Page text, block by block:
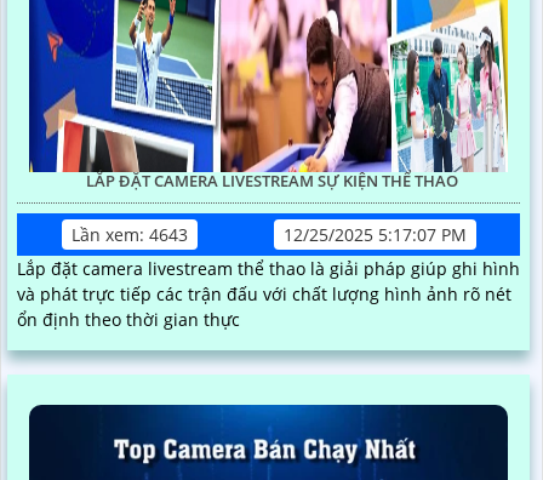
LẮP ĐẶT CAMERA LIVESTREAM SỰ KIỆN THỂ THAO
Lần xem: 4643
12/25/2025 5:17:07 PM
Lắp đặt camera livestream thể thao là giải pháp giúp ghi hình
và phát trực tiếp các trận đấu với chất lượng hình ảnh rõ nét
ổn định theo thời gian thực